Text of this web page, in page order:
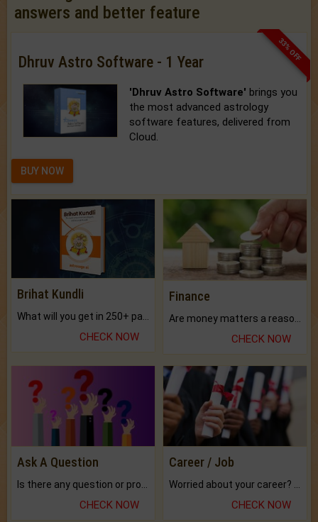
answers and better feature
33% OFF
Dhruv Astro Software - 1 Year
'Dhruv Astro Software' brings you
the most advanced astrology
software features, delivered from
Cloud.
BUY NOW
Brihat Kundli
CHECK NOW
Finance
CHECK NOW
Ask A Question
CHECK NOW
Career / Job
CHECK NOW